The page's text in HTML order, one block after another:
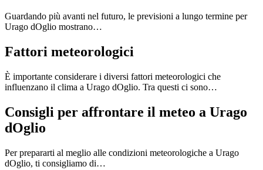
Guardando più avanti nel futuro, le previsioni a lungo termine per
Urago dOglio mostrano…
Fattori meteorologici
È importante considerare i diversi fattori meteorologici che
influenzano il clima a Urago dOglio. Tra questi ci sono…
Consigli per affrontare il meteo a Urago
dOglio
Per prepararti al meglio alle condizioni meteorologiche a Urago
dOglio, ti consigliamo di…